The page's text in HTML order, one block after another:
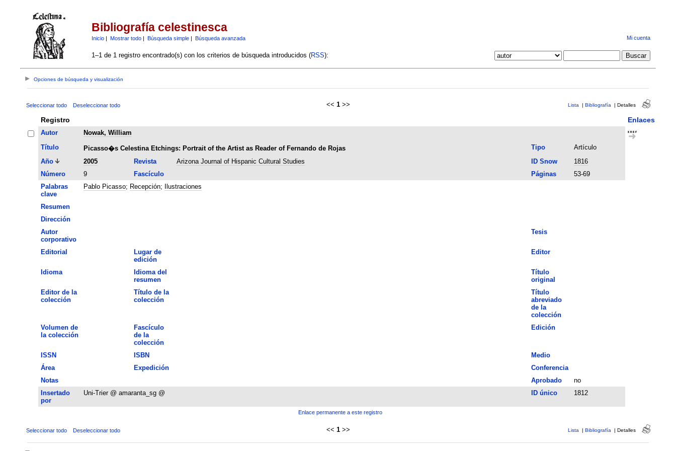
Bibliografía celestinesca
Inicio| Mostrar todo| Búsqueda simple| Búsqueda avanzada Mi cuenta
1–1 de 1 registro encontrado(s) con los criterios de búsqueda introducidos (RSS):
Opciones de búsqueda y visualización
Seleccionar todo Deseleccionar todo << 1 >> Lista | Bibliografía | Detalles
Registro Enlaces
Autor
Nowak, William
Título
Picasso�s Celestina Etchings: Portrait of the Artist as Reader of Fernando de Rojas Tipo
Artículo
Año
2005 Revista Arizona Journal of Hispanic Cultural Studies ID Snow
1816
Número
9 Fascículo Páginas
53-69
Palabras
clave
Pablo Picasso; Recepción; Ilustraciones
Resumen
Dirección
Autor
corporativo
Tesis
Editorial
Lugar de
edición
Editor
Idioma
Idioma del
resumen
Título
original
Editor de la
colección
Título de la
colección
Título
abreviado
de la
colección
Volumen de
la colección
Fascículo
de la
colección
Edición
ISSN ISBN
Medio
Área
Expedición
Conferencia
Notas
Aprobado
no
Insertado
por
Uni-Trier @ amaranta_sg @ ID único 1812
Enlace permanente a este registro
Seleccionar todo Deseleccionar todo << 1 >> Lista | Bibliografía | Detalles